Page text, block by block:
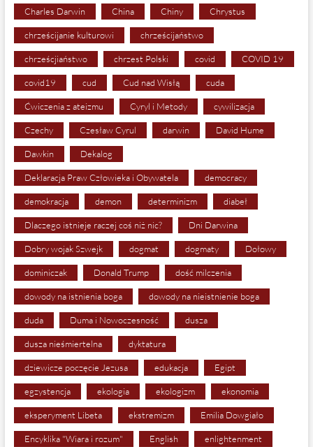
Charles Darwin China Chiny Chrystus
chrześcijanie kulturowi chrześcijaństwo
chrześcjiaństwo chrzest Polski covid COVID 19
covid19 cud Cud nad Wisłą cuda
Ćwiczenia z ateizmu Cyryl i Metody cywilizacja
Czechy Czesław Cyrul darwin David Hume
Dawkin Dekalog
Deklaracja Praw Człowieka i Obywatela democracy
demokracja demon determinizm diabeł
Dlaczego istnieje raczej coś niż nic? Dni Darwina
Dobry wojak Szwejk dogmat dogmaty Dołowy
dominiczak Donald Trump dość milczenia
dowody na istnienia boga dowody na nieistnienie boga
duda Duma i Nowoczesność dusza
dusza nieśmiertelna dyktatura
dziewicze poczęcie Jezusa edukacja Egipt
egzystencja ekologia ekologizm ekonomia
eksperyment Libeta ekstremizm Emilia Dowgiało
Encyklika "Wiara i rozum" English enlightenment